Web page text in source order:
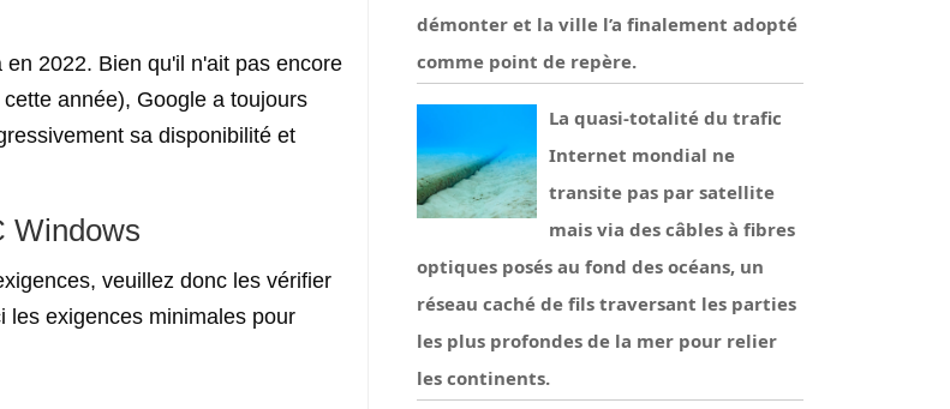
2022. Bien qu'il n'ait pas encore
année), Google a toujours
sa disponibilité et
Windows
veuillez donc les vérifier
les exigences minimales pour
démonter et la ville l’a finalement adopté
comme point de repère.
La quasi-totalité du trafic
Internet mondial ne
transite pas par satellite
mais via des câbles à fibres
optiques posés au fond des océans, un
réseau caché de fils traversant les parties
les plus profondes de la mer pour relier
les continents.